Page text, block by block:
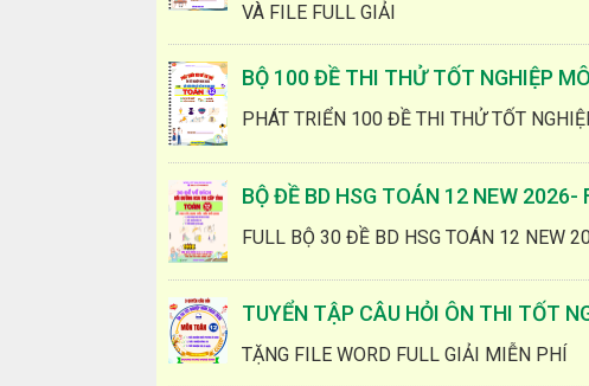
VÀ FILE FULL GIẢI
BỘ 100 ĐỀ THI THỬ TỐT NGHIỆP
PHÁT TRIỂN 100 ĐỀ THI THỬ TỐT
BỘ ĐỀ BD HSG TOÁN 12 NEW 2026-
FULL BỘ 30 ĐỀ BD HSG TOÁN 12 NEW
TUYỂN TẬP CÂU HỎI ÔN THI TỐT
TẶNG FILE WORD FULL GIẢI MIỄN PHÍ